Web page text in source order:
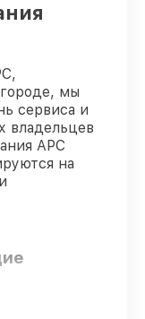
мы
сервиса и
владельцев
APC
на